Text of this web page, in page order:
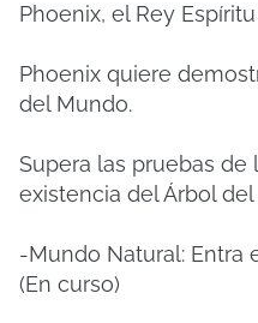
Phoenix, el Rey
Phoenix quiere
del Mundo.
Supera las pruebas
existencia del Árbol
-Mundo Natural: Entra
(En curso)